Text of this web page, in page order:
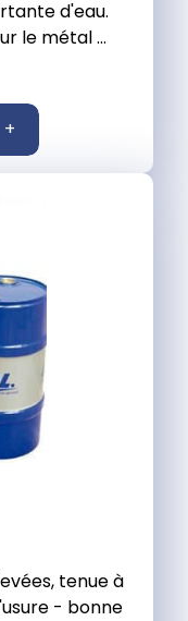
d'eau.
le métal ...
tenue à
- bonne